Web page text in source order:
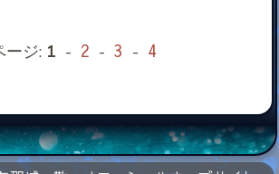
ージ: 1 - 2 - 3 - 4